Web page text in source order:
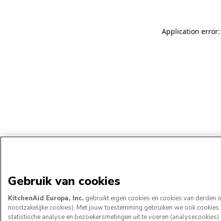
Application
Gebruik van cookies
KitchenAid Europa, Inc. gebruikt eigen cookies en cookies van
noodzakelijke cookies). Met jouw toestemming gebruiken we ook
statistische analyse en bezoekersmetingen uit te voeren